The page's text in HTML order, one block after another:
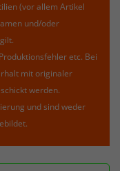
(vor allem Artikel
und/oder
etc. Bei
mit originaler
werden.
und sind weder